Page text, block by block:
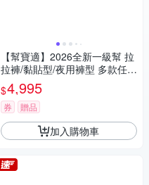
【幫寶適】2026全新一級幫 拉
拉褲/黏貼型/夜用褲型 多款任選
5箱
$4,995
券 贈品
加入購物車